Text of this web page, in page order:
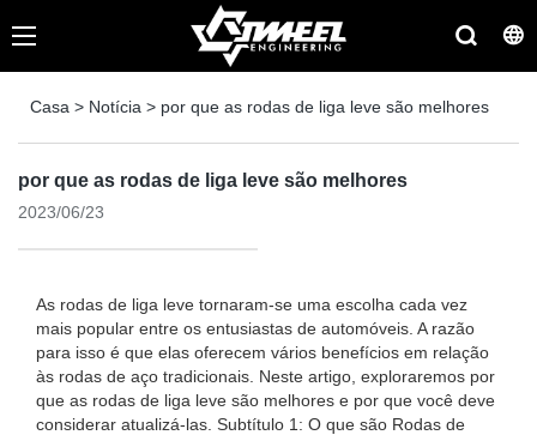
Casa > Notícia > por que as rodas de liga leve são melhores
por que as rodas de liga leve são melhores
2023/06/23
As rodas de liga leve tornaram-se uma escolha cada vez
mais popular entre os entusiastas de automóveis. A razão
para isso é que elas oferecem vários benefícios em relação
às rodas de aço tradicionais. Neste artigo, exploraremos por
que as rodas de liga leve são melhores e por que você deve
considerar atualizá-las. Subtítulo 1: O que são Rodas de